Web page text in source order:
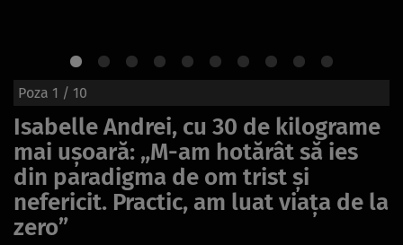
Poza 1 / 10
Isabelle Andrei, cu 30 de kilograme
mai ușoară: „M-am hotărât să ies
din paradigma de om trist și
nefericit. Practic, am luat viața de la
zero”